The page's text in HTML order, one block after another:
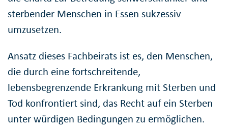
sterbender Menschen in Essen sukzessiv
umzusetzen.
Ansatz dieses Fachbeirats ist es, den Menschen,
die durch eine fortschreitende,
lebensbegrenzende Erkrankung mit Sterben und
Tod konfrontiert sind, das Recht auf ein Sterben
unter würdigen Bedingungen zu ermöglichen.